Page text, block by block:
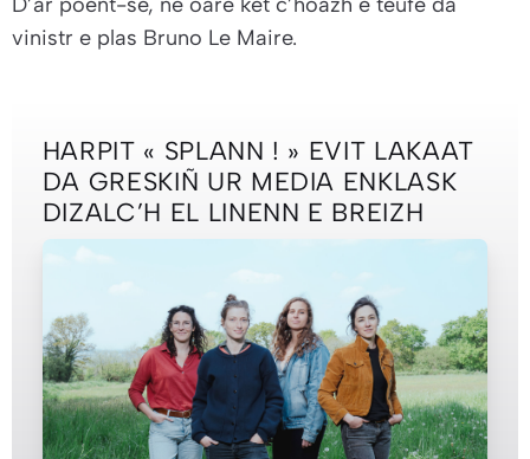
vinistr e plas Bruno Le Maire.
HARPIT « SPLANN ! » EVIT LAKAAT
DA GRESKIÑ UR MEDIA ENKLASK
DIZALC’H EL LINENN E BREIZH